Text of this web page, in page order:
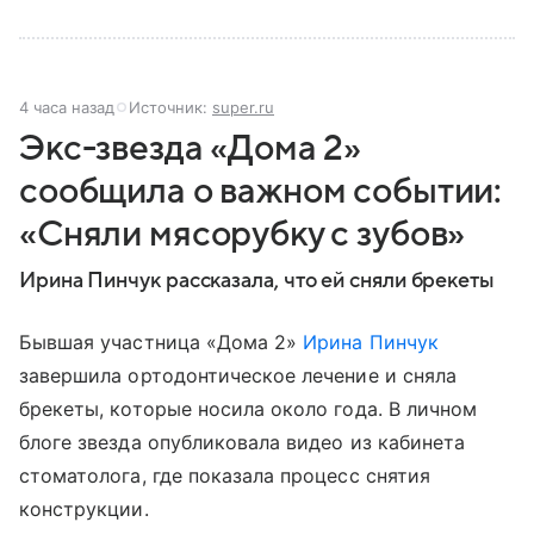
4 часа назад Источник: super.ru
Экс-звезда «Дома 2»
сообщила о важном событии:
«Сняли мясорубку с зубов»
Ирина Пинчук рассказала, что ей сняли брекеты
Бывшая участница «Дома 2» Ирина Пинчук
завершила ортодонтическое лечение и сняла
брекеты, которые носила около года. В личном
блоге звезда опубликовала видео из кабинета
стоматолога, где показала процесс снятия
конструкции.